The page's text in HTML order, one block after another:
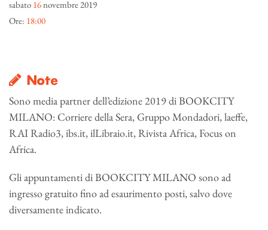
sabato 16novembre 2019
Ore: 18:00
Note
Sono media partner dell’edizione 2019 di BOOKCITY
MILANO: Corriere della Sera, Gruppo Mondadori, laeffe,
RAI Radio3, ibs.it, ilLibraio.it, Rivista Africa, Focus on
Africa.
Gli appuntamenti di BOOKCITY MILANO sono ad
ingresso gratuito fino ad esaurimento posti, salvo dove
diversamente indicato.